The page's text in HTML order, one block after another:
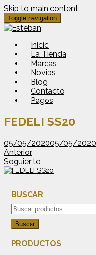
Skip to main content
Toggle navigation
Inicio
La Tienda
Marcas
Novios
Blog
Contacto
Pagos
FEDELI SS20
05/05/202005/05/2020
Anterior
Soguiente
BUSCAR
Buscar
por:
Buscar
PRODUCTOS